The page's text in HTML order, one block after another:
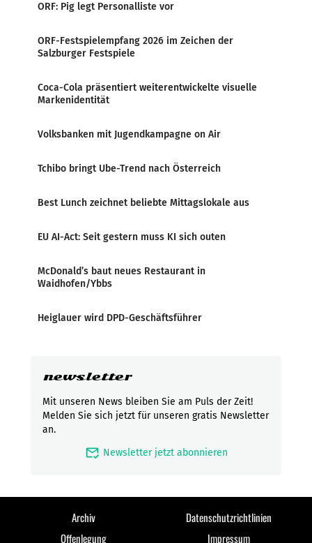
ORF: Pig legt Personalliste vor
ORF-Festspielempfang 2026 im Zeichen der
Salzburger Festspiele
Coca-Cola präsentiert weiterentwickelte visuelle
Markenidentität
Volksbanken mit Jugendkampagne on Air
Tchibo bringt Ube-Trend nach Österreich
Best Lunch zeichnet beliebte Mittagslokale aus
EU AI-Act: Seit gestern muss KI sich outen
McDonald’s baut neues Restaurant in
Waidhofen/Ybbs
Heiglauer wird DPD-Geschäftsführer
newsletter
Mit unseren News bleiben Sie am Puls der Zeit!
Melden Sie sich jetzt für unseren gratis Newsletter
an.
mark_email_read Newsletter jetzt abonnieren
Archiv
Datenschutzrichtlinien
Offenlegung
Impressum